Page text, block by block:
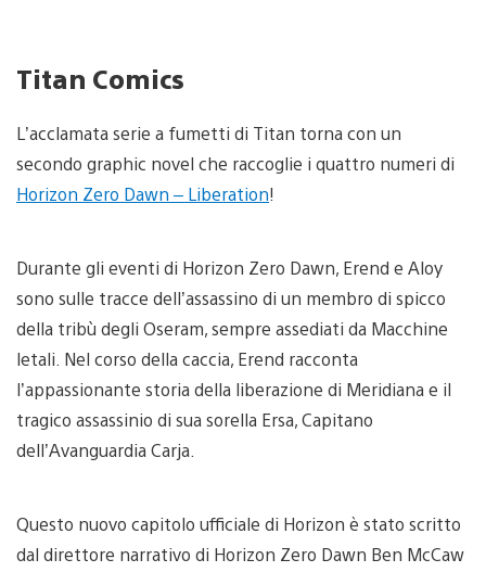
Titan Comics
L’acclamata serie a fumetti di Titan torna con un
secondo graphic novel che raccoglie i quattro numeri di
Horizon Zero Dawn – Liberation!
Durante gli eventi di Horizon Zero Dawn, Erend e Aloy
sono sulle tracce dell’assassino di un membro di spicco
della tribù degli Oseram, sempre assediati da Macchine
letali. Nel corso della caccia, Erend racconta
l’appassionante storia della liberazione di Meridiana e il
tragico assassinio di sua sorella Ersa, Capitano
dell’Avanguardia Carja.
Questo nuovo capitolo ufficiale di Horizon è stato scritto
dal direttore narrativo di Horizon Zero Dawn Ben McCaw